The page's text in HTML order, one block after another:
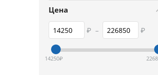
Цена
₽ – ₽
14250₽